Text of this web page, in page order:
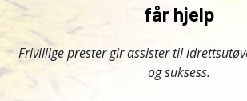
får hjelp
Frivillige prester gir assister til
og suksess.